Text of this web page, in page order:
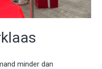
minder dan